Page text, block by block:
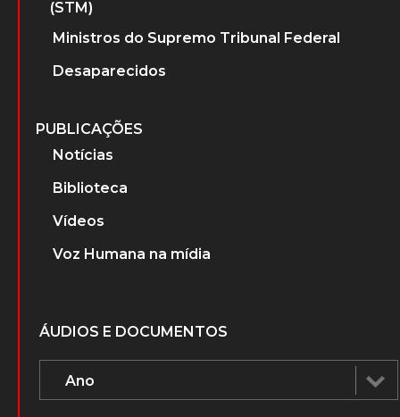
(STM)
Ministros do Supremo Tribunal Federal
Desaparecidos
PUBLICAÇÕES
Notícias
Biblioteca
Vídeos
Voz Humana na mídia
ÁUDIOS E DOCUMENTOS